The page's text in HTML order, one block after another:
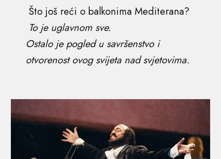
Što još reći o balkonima Mediterana?
To je uglavnom sve.
Ostalo je pogled u savršenstvo i
otvorenost ovog svijeta nad svjetovima.